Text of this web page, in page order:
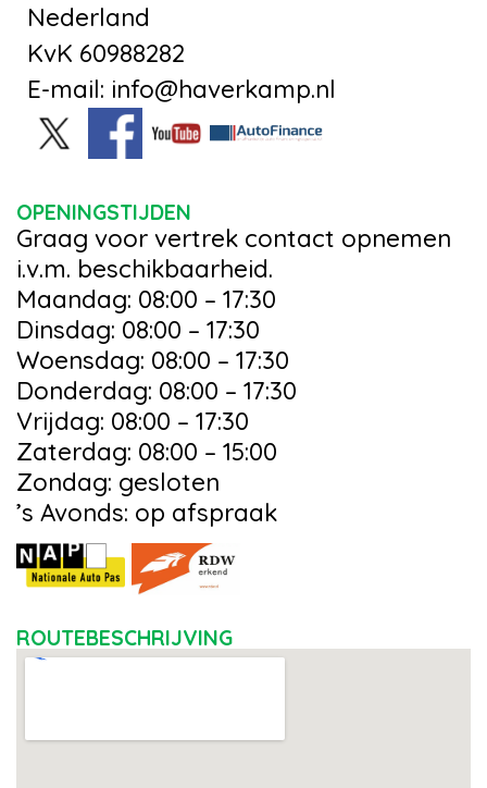
Nederland
KvK 60988282
E-mail: info@haverkamp.nl
OPENINGSTIJDEN
Graag voor vertrek contact opnemen
i.v.m. beschikbaarheid.
Maandag: 08:00 – 17:30
Dinsdag: 08:00 – 17:30
Woensdag: 08:00 – 17:30
Donderdag: 08:00 – 17:30
Vrijdag: 08:00 – 17:30
Zaterdag: 08:00 – 15:00
Zondag: gesloten
’s Avonds: op afspraak
ROUTEBESCHRIJVING